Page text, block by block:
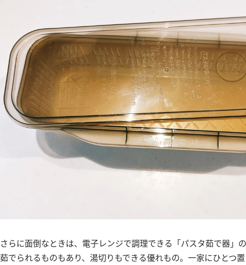
さらに面倒なときは、電子レンジで調理できる「パスタ茹で器」
茹でられるものもあり、湯切りもできる優れもの。一家にひとつ